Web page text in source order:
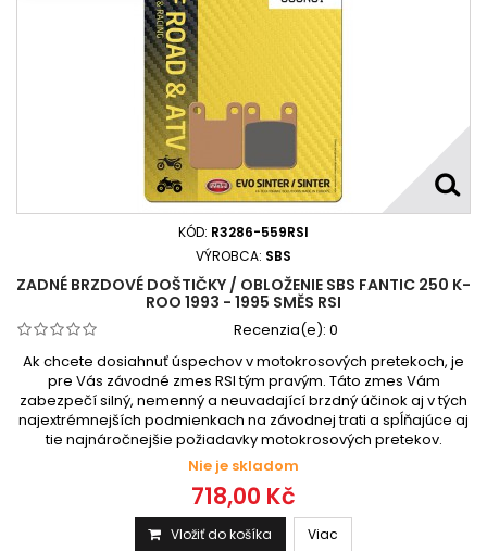
KÓD: R3286-559RSI
VÝROBCA: SBS
ZADNÉ BRZDOVÉ DOŠTIČKY / OBLOŽENIE SBS FANTIC 250 K-
ROO 1993 - 1995 SMĚS RSI
Recenzia(e): 0
Ak chcete dosiahnuť úspechov v motokrosových pretekoch, je
pre Vás závodné zmes RSI tým pravým. Táto zmes Vám
zabezpečí silný, nemenný a neuvadající brzdný účinok aj v tých
najextrémnejších podmienkach na závodnej trati a spĺňajúce aj
tie najnáročnejšie požiadavky motokrosových pretekov.
Nie je skladom
718,00 Kč
Vložiť do košíka Viac